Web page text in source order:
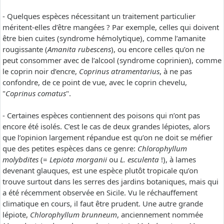
- Quelques espèces nécessitant un traitement particulier
méritent-elles d’être mangées ? Par exemple, celles qui doivent
être bien cuites (syndrome hémolytique), comme l’amanite
rougissante (Amanita rubescens), ou encore celles qu’on ne
peut consommer avec de l’alcool (syndrome coprinien), comme
le coprin noir d’encre, Coprinus atramentarius, à ne pas
confondre, de ce point de vue, avec le coprin chevelu,
"Coprinus comatus".
- Certaines espèces contiennent des poisons qui n’ont pas
encore été isolés. C’est le cas de deux grandes lépiotes, alors
que l’opinion largement répandue est qu’on ne doit se méfier
que des petites espèces dans ce genre: Chlorophyllum
molybdites (= Lepiota morganii ou L. esculenta !), à lames
devenant glauques, est une espèce plutôt tropicale qu’on
trouve surtout dans les serres des jardins botaniques, mais qui
a été récemment observée en Sicile. Vu le réchauffement
climatique en cours, il faut être prudent. Une autre grande
lépiote, Chlorophyllum brunneum, anciennement nommée